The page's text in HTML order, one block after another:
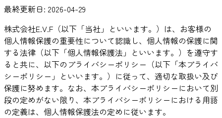
最終更新日: 2026-04-29
株式会社E.V.F （以下「当社」といいます。）は、お客様の
個人情報保護の重要性について認識し、個人情報の保護に関
する法律（以下「個人情報保護法」といいます。）を遵守す
ると共に、以下のプライバシーポリシー（以下「本プライバ
シーポリシー」といいます。）に従って、適切な取扱い及び
保護に努めます。なお、本プライバシーポリシーにおいて別
段の定めがない限り、本プライバシーポリシーにおける用語
の定義は、個人情報保護法の定めに従います。